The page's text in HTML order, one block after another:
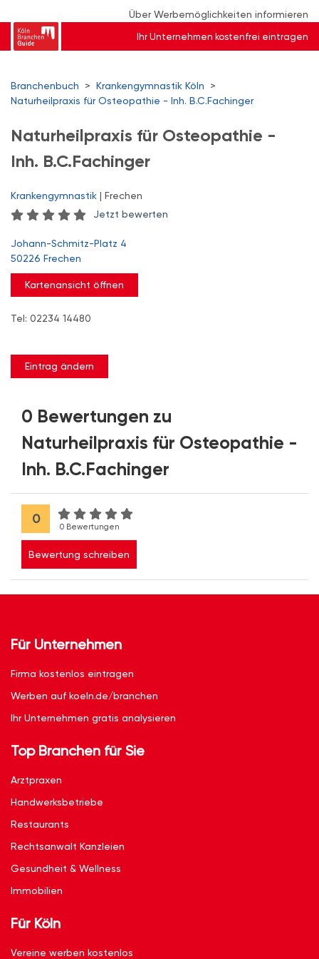
Über Werbemöglichkeiten informieren
Ihr Unternehmen kostenfrei eintragen
Branchenbuch > Krankengymnastik Köln
>
Naturheilpraxis für Osteopathie - Inh. B.C.Fachinger
Naturheilpraxis für Osteopathie -
Inh. B.C.Fachinger
Krankengymnastik | Frechen
Jetzt bewerten
Johann-Schmitz-Platz 4
50226 Frechen
Kartenansicht öffnen
Tel: 02234 14480
Eintrag ändern
0 Bewertungen zu
Naturheilpraxis für Osteopathie -
Inh. B.C.Fachinger
0
0 Bewertungen
Bewertung schreiben
Für Unternehmen
Firma kostenlos eintragen
Werben auf koeln.de/branchen
Ihr Unternehmen gratis analysieren
Top Branchen für Sie
Arztpraxen
Handwerksbetriebe
Restaurants
Rechtsanwalt Kanzleien
Gesundheit & Wellness
Immobilien
Für Köln
Vereine werben kostenlos